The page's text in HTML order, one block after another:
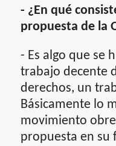
- ¿En qué
propuesta de la
- Es algo que se
trabajo decente
derechos, un
Básicamente lo
movimiento
propuesta en su